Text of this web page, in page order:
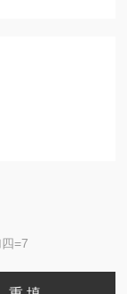
=7